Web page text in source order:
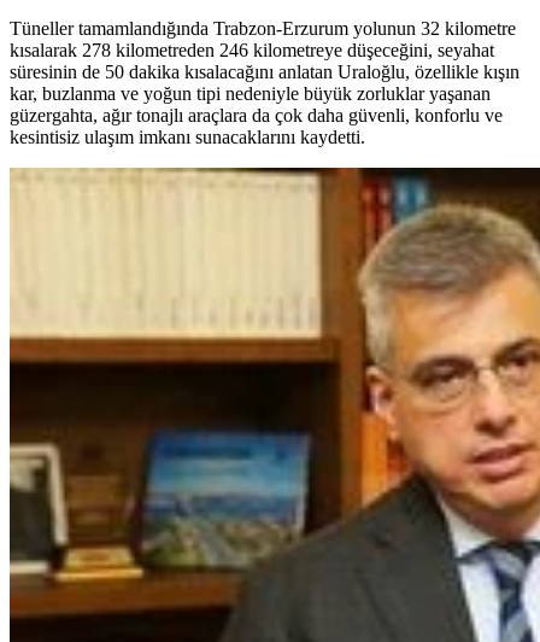
Tüneller tamamlandığında Trabzon-Erzurum yolunun 32 kilometre
kısalarak 278 kilometreden 246 kilometreye düşeceğini, seyahat
süresinin de 50 dakika kısalacağını anlatan Uraloğlu, özellikle kışın
kar, buzlanma ve yoğun tipi nedeniyle büyük zorluklar yaşanan
güzergahta, ağır tonajlı araçlara da çok daha güvenli, konforlu ve
kesintisiz ulaşım imkanı sunacaklarını kaydetti.